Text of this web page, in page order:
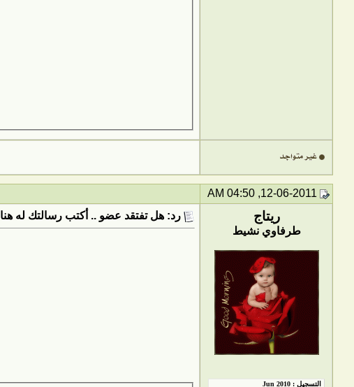
ريتاج
طرفاوي نشيط
رد: هل تفتقد عضو .. أكتب رسالتك له هنا